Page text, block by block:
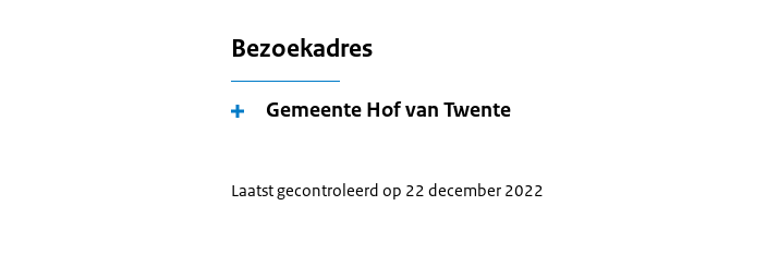
Bezoekadres
Gemeente Hof van Twente
Laatst gecontroleerd op 22 december 2022